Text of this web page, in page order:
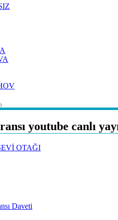
youtube canlı
OTAĞI
Daveti